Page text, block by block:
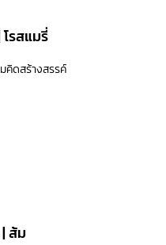
รสแมรี่
คิดสร้างสรรค์
ส้ม